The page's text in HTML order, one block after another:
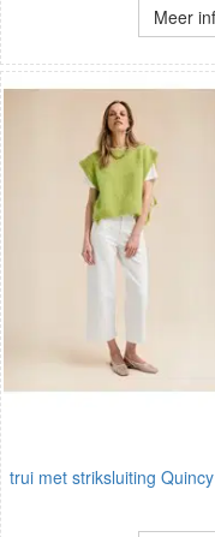
Meer
trui met striksluiting Quincy